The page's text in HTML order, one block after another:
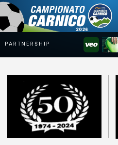
Coppa
Squadre
Calendari
News